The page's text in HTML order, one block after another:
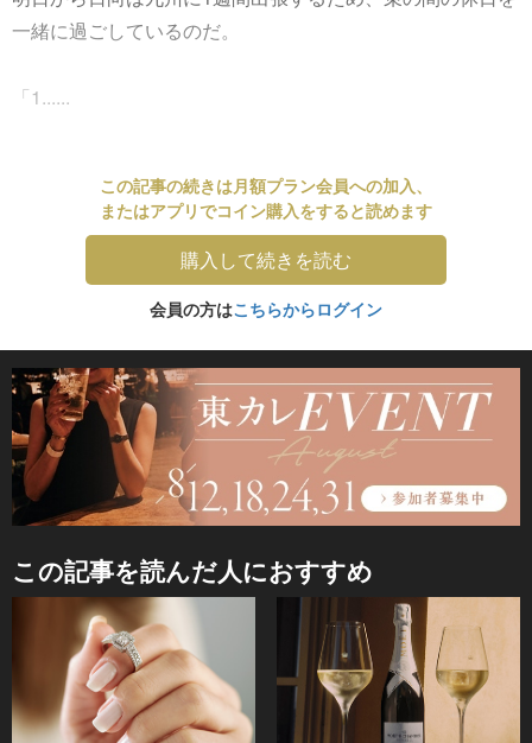
一緒に過ごしているのだ。
「1......
この記事の続きは月額プラン会員への加入、
またはアプリでコイン購入をすると読めます
購入して続きを読む
会員の方はこちらからログイン
この記事を読んだ人におすすめ